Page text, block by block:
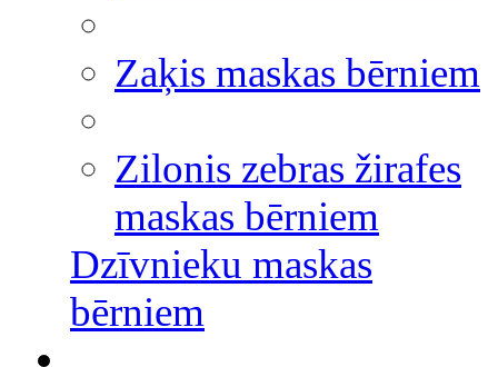
Zaķis maskas bērniem
Zilonis zebras žirafes
maskas bērniem
Dzīvnieku maskas
bērniem